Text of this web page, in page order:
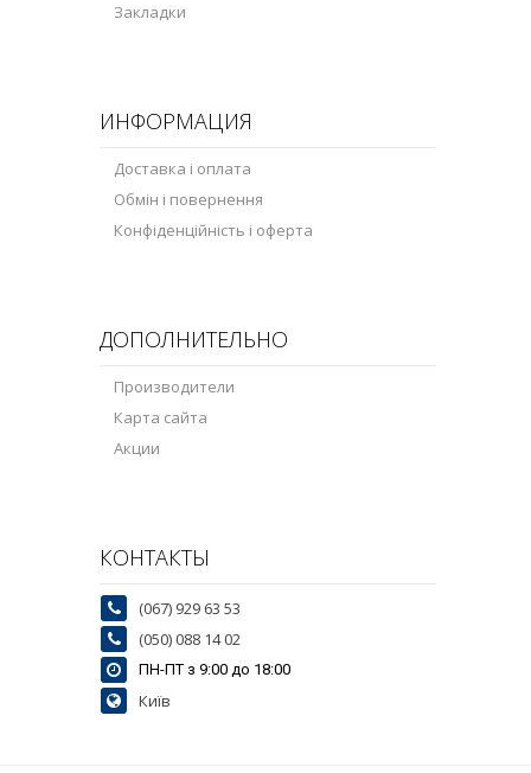
Закладки
ИНФОРМАЦИЯ
Доставка і оплата
Обмін і повернення
Конфіденційність і оферта
ДОПОЛНИТЕЛЬНО
Производители
Карта сайта
Акции
КОНТАКТЫ
(067) 929 63 53
(050) 088 14 02
ПН-ПТ з 9:00 до 18:00
Київ